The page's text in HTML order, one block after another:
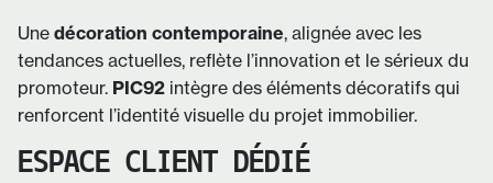
Une décoration contemporaine, alignée avec les
tendances actuelles, reflète l’innovation et le sérieux du
promoteur. PIC92 intègre des éléments décoratifs qui
renforcent l’identité visuelle du projet immobilier.
ESPACE CLIENT DÉDIÉ